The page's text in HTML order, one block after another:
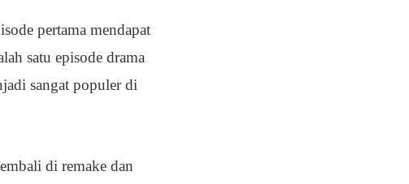
pertama mendapat
satu episode drama
sangat populer di
di remake dan